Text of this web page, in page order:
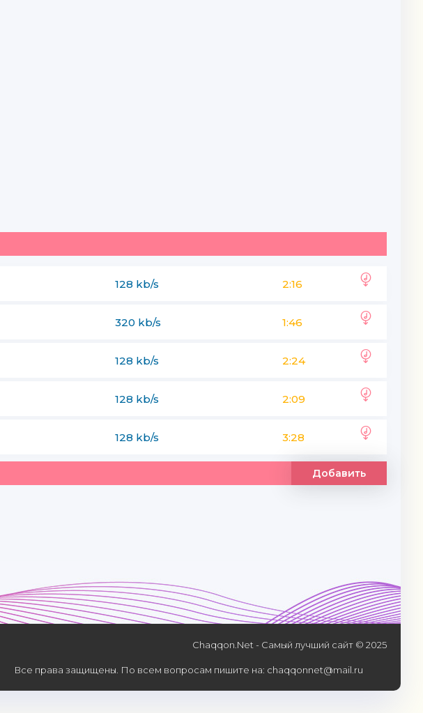
128 kb/s 2:16
320 kb/s 1:46
128 kb/s 2:24
128 kb/s 2:09
128 kb/s 3:28
Добавить
Chaqqon.Net - Самый лучший сайт © 2025
Все права защищены. По всем вопросам пишите на: chaqqonnet@mail.ru